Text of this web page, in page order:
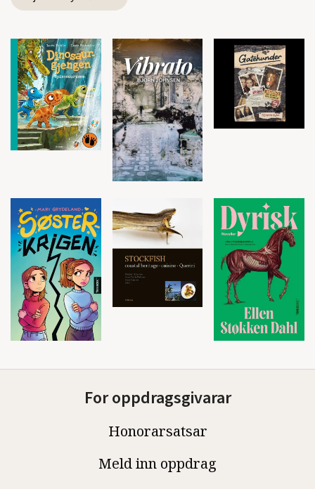
For oppdragsgivarar
Honorarsatsar
Meld inn oppdrag